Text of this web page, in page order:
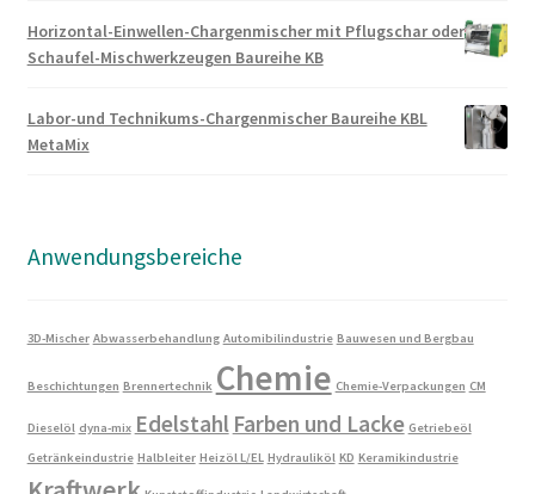
Horizontal-Einwellen-Chargenmischer mit Pflugschar oder
Schaufel-Mischwerkzeugen Baureihe KB
Labor-und Technikums-Chargenmischer Baureihe KBL
MetaMix
Anwendungsbereiche
3D-Mischer Abwasserbehandlung Automibilindustrie Bauwesen und Bergbau
Beschichtungen Brennertechnik Chemie Chemie-Verpackungen CM
Dieselöl dyna-mix Edelstahl Farben und Lacke Getriebeöl
Getränkeindustrie Halbleiter Heizöl L/EL Hydrauliköl KD Keramikindustrie